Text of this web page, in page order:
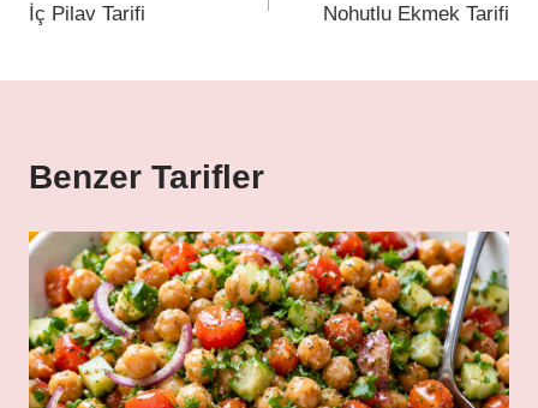
İç Pilav Tarifi Nohutlu Ekmek Tarifi
Benzer Tarifler